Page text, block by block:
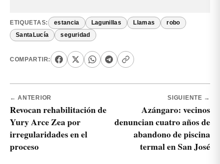
ETIQUETAS: estancia Lagunillas Llamas robo
SantaLucía seguridad
COMPARTIR:
← ANTERIOR
Revocan rehabilitación de
Yury Arce Zea por
irregularidades en el
proceso
SIGUIENTE →
Azángaro: vecinos
denuncian cuatro años de
abandono de piscina
termal en San José